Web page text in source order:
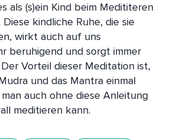
als (s)ein Kind beim Medititeren
kindliche Ruhe, die sie
wirkt auch auf uns
beruhigend und sorgt immer
Vorteil dieser Meditation ist,
und das Mantra einmal
auch ohne diese Anleitung
meditieren kann.